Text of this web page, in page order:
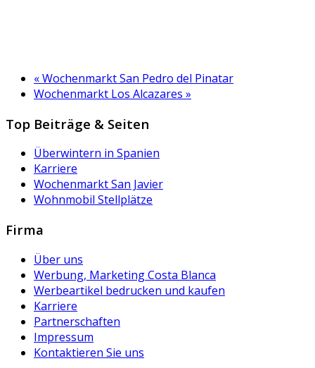
«Wochenmarkt San Pedro del Pinatar
Wochenmarkt Los Alcazares »
Top Beiträge & Seiten
Überwintern in Spanien
Karriere
Wochenmarkt San Javier
Wohnmobil Stellplätze
Firma
Über uns
Werbung, Marketing Costa Blanca
Werbeartikel bedrucken und kaufen
Karriere
Partnerschaften
Impressum
Kontaktieren Sie uns